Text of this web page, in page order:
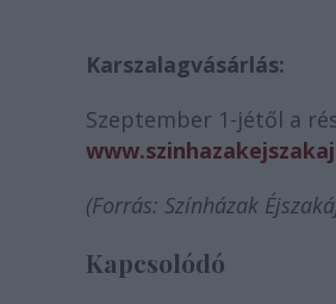
Karszalagvásárlás:
Szeptember 1-jétől a
(Forrás: Színházak
Kapcsolódó